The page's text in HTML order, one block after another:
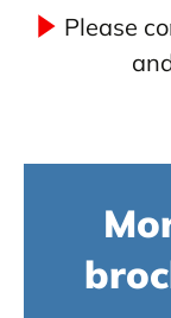
Please